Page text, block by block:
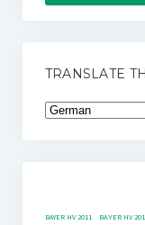
TRANSLATE
BAYER HV 2011 BAYER HV